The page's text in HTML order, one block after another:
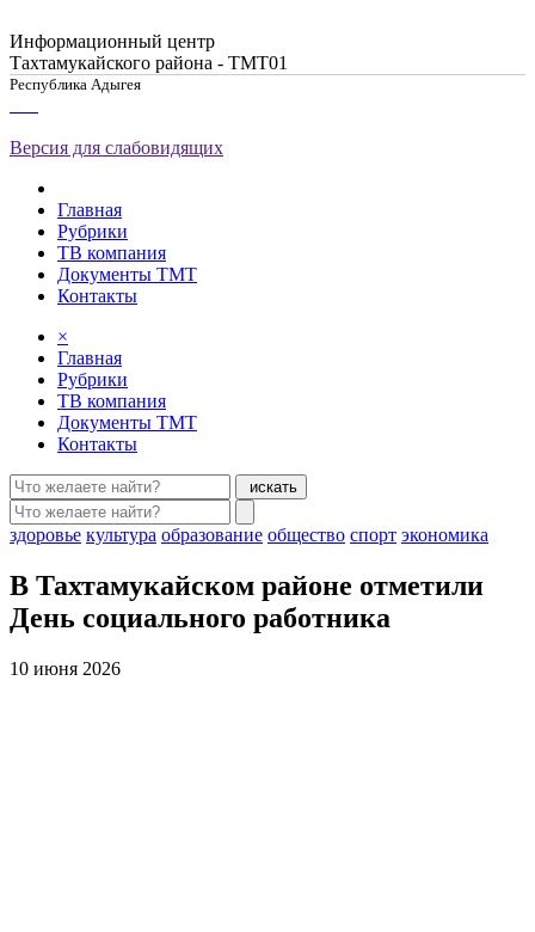
Информационный центр
Тахтамукайского района - ТМТ01
Республика Адыгея
Версия для слабовидящих
Главная
Рубрики
ТВ компания
Документы ТМТ
Контакты
×
Главная
Рубрики
ТВ компания
Документы ТМТ
Контакты
искать
здоровье культура образование общество спорт экономика
В Тахтамукайском районе отметили
День социального работника
10 июня 2026